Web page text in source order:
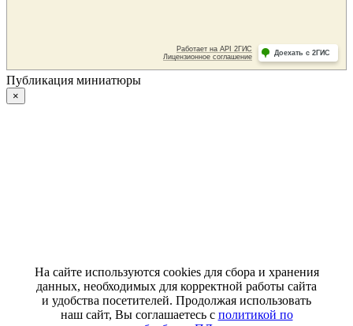
Публикация миниатюры
×
На сайте используются cookies для сбора и хранения
данных, необходимых для корректной работы сайта
и удобства посетителей. Продолжая использовать
наш сайт, Вы соглашаетесь с политикой по